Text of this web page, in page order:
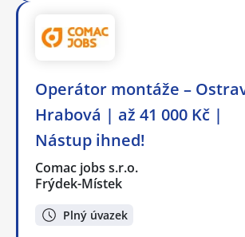
Operátor montáže –
Hrabová | až 41 000 Kč |
Nástup ihned!
Comac jobs s.r.o.
Frýdek-Místek
Plný úvazek